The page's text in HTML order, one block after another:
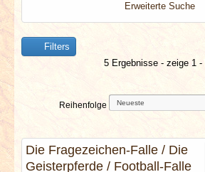
NEWS & DATES
BERICHTE
VERLOSUNGEN
SPECIALS
Erweiterte Suche
Filters
5 Ergebnisse - zeige 1 -
Reihenfolge
Die Fragezeichen-Falle / Die
Geisterpferde / Football-Falle